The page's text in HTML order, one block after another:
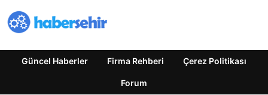
Güncel Haberler Firma Rehberi Çerez Politikası
Forum